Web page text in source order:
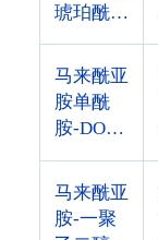
琥珀酰亚
马来酰亚
胺单酰
胺-DOTA
丁酯)
马来酰亚
胺-一聚